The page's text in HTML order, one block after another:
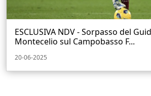
ESCLUSIVA NDV - Sorpasso del
Montecelio sul Campobasso F...
20-06-2025